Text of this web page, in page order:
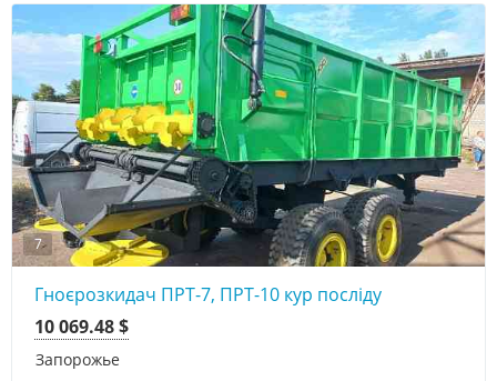
7
Гноєрозкидач ПРТ-7, ПРТ-10 кур посліду
Запорожье
10 069.48 $